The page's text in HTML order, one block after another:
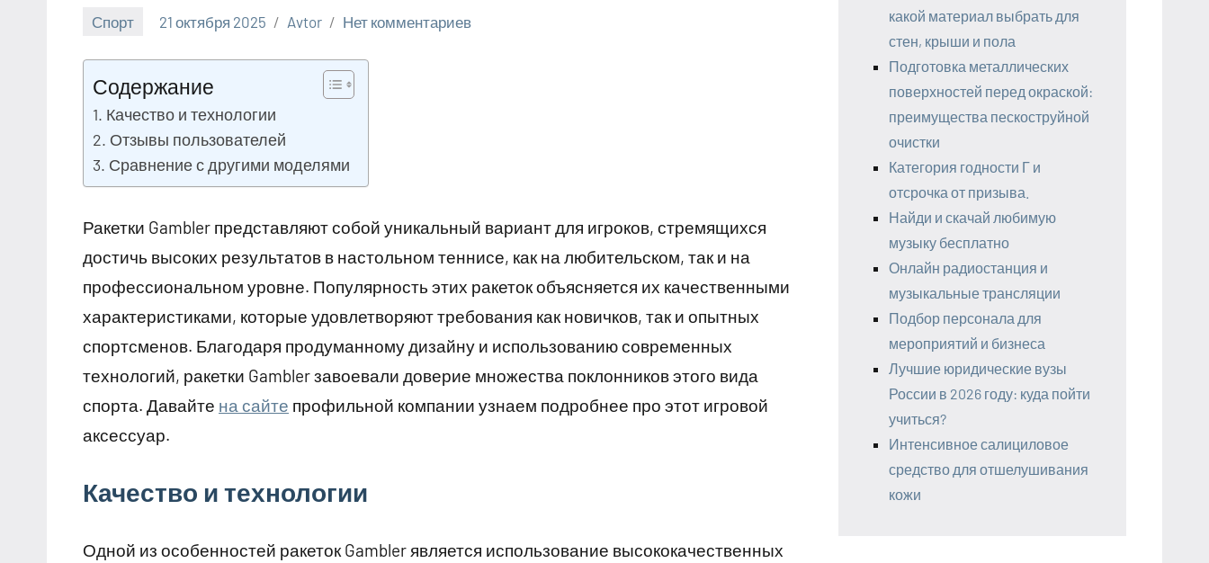
Спорт 21 октября 2025 Avtor Нет комментариев
Содержание
Качество и технологии
Отзывы пользователей
Сравнение с другими моделями
Ракетки Gambler представляют собой уникальный вариант для игроков, стремящихся
достичь высоких результатов в настольном теннисе, как на любительском, так и на
профессиональном уровне. Популярность этих ракеток объясняется их качественными
характеристиками, которые удовлетворяют требования как новичков, так и опытных
спортсменов. Благодаря продуманному дизайну и использованию современных
технологий, ракетки Gambler завоевали доверие множества поклонников этого вида
спорта. Давайте на сайте профильной компании узнаем подробнее про этот игровой
аксессуар.
Качество и технологии
Одной из особенностей ракеток Gambler является использование высококачественных
какой материал выбрать для
стен, крыши и пола
Подготовка металлических
поверхностей перед окраской:
преимущества пескоструйной
очистки
Категория годности Г и
отсрочка от призыва.
Найди и скачай любимую
музыку бесплатно
Онлайн радиостанция и
музыкальные трансляции
Подбор персонала для
мероприятий и бизнеса
Лучшие юридические вузы
России в 2026 году: куда пойти
учиться?
Интенсивное салициловое
средство для отшелушивания
кожи